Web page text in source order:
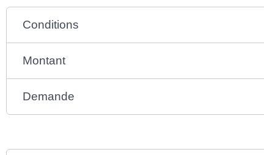
Conditions
Montant
Demande